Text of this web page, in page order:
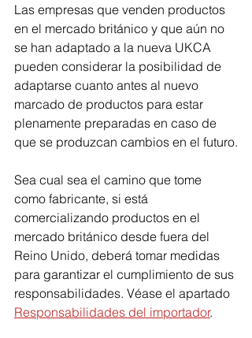
Las empresas que venden productos
en el mercado británico y que aún no
se han adaptado a la nueva UKCA
pueden considerar la posibilidad de
adaptarse cuanto antes al nuevo
marcado de productos para estar
plenamente preparadas en caso de
que se produzcan cambios en el futuro.
Sea cual sea el camino que tome
como fabricante, si está
comercializando productos en el
mercado británico desde fuera del
Reino Unido, deberá tomar medidas
para garantizar el cumplimiento de sus
responsabilidades. Véase el apartado
Responsabilidades del importador.